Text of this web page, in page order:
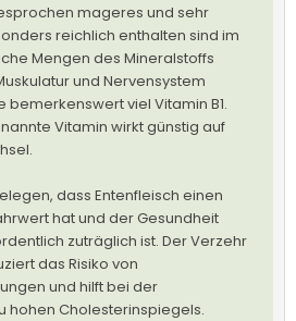
mageres und sehr
reichlich enthalten sind im
Mengen des Mineralstoffs
und Nervensystem
bemerkenswert viel Vitamin B1.
Vitamin wirkt günstig auf
dass Entenfleisch einen
hat und der Gesundheit
zuträglich ist. Der Verzehr
das Risiko von
und hilft bei der
hohen Cholesterinspiegels.